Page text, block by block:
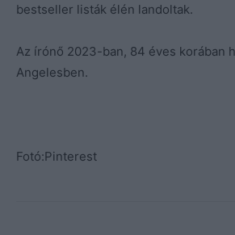
bestseller listák élén landoltak.
Az írónő 2023-ban, 84 éves korában
Angelesben.
Fotó:Pinterest